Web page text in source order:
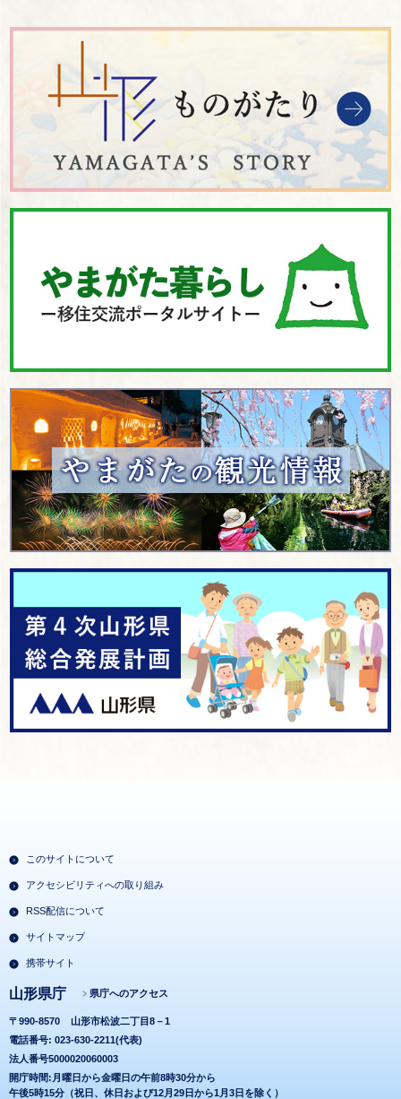
このサイトについて
アクセシビリティへの取り組み
RSS配信について
サイトマップ
携帯サイト
山形県庁 県庁へのアクセス
〒990-8570
山形市松波二丁目8－1
電話番号: 023-630-2211(代表)
法人番号5000020060003
開庁時間:月曜日から金曜日の午前8時30分から
午後5時15分（祝日、休日および12月29日から1月3日を除く）